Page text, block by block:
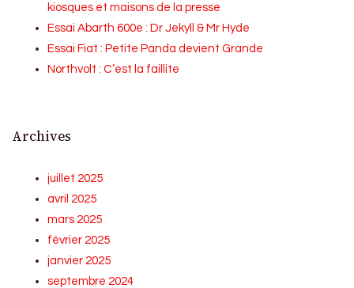
kiosques et maisons de la presse
Essai Abarth 600e : Dr Jekyll & Mr Hyde
Essai Fiat : Petite Panda devient Grande
Northvolt : C’est la faillite
Archives
juillet 2025
avril 2025
mars 2025
février 2025
janvier 2025
septembre 2024